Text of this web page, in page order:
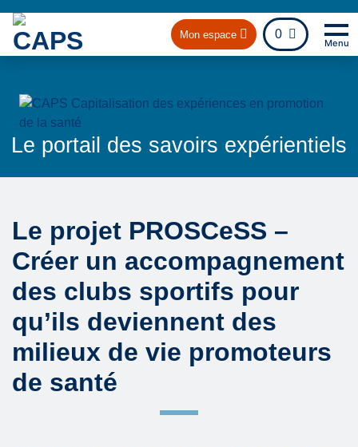
Mon espace 0
fichier
Menu
Le portail des savoirs expérientiels
Le projet PROSCeSS –
Créer un accompagnement
des clubs sportifs pour
qu’ils deviennent des
milieux de vie promoteurs
de santé